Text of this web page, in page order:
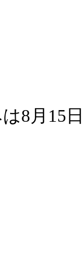
は8月15